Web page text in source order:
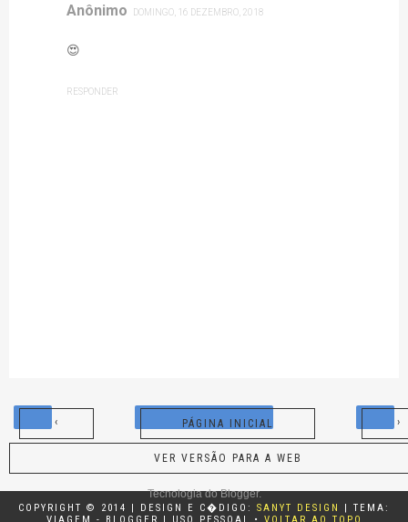
Anônimo DOMINGO, 16 DEZEMBRO, 2018
😍
RESPONDER
‹ ›
PÁGINA INICIAL
VER VERSÃO PARA A WEB
Tecnologia doBlogger.
COPYRIGHT © 2014 | DESIGN E C�DIGO: SANYT DESIGN
| TEMA:
VIAGEM - BLOGGER | USO PESSOAL • VOLTAR AO TOPO